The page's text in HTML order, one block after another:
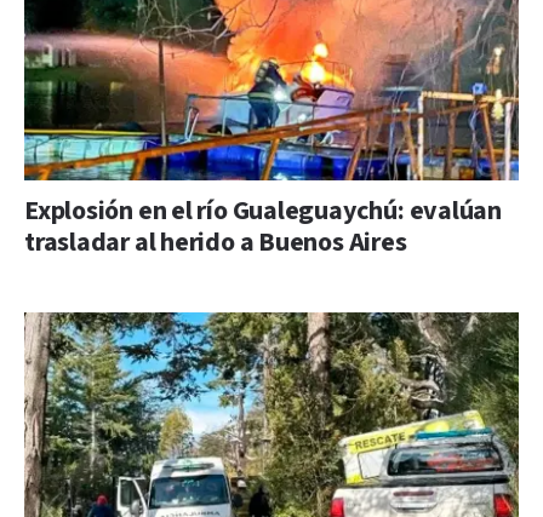
Explosión en el río Gualeguaychú: evalúan
trasladar al herido a Buenos Aires